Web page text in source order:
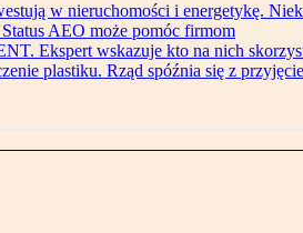
w nieruchomości i energetykę.
AEO może pomóc firmom
Ekspert wskazuje kto na nich
plastiku. Rząd spóźnia się z